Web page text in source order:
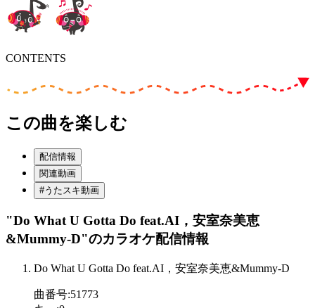
CONTENTS
この曲を楽しむ
配信情報
関連動画
#うたスキ動画
"Do What U Gotta Do feat.AI，安室奈美恵
&Mummy-D"のカラオケ配信情報
Do What U Gotta Do feat.AI，安室奈美恵&Mummy-D
曲番号:51773